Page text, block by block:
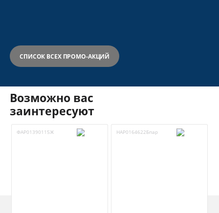
СПИСОК ВСЕХ ПРОМО-АКЦИЙ
Возможно вас
заинтересуют
ФАР01390115Ж НАР0164622Бпар